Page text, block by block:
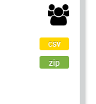
csv
zip